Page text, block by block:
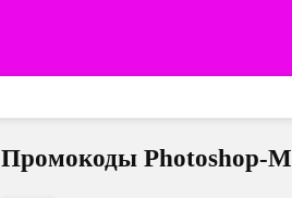
Промокоды Photoshop-